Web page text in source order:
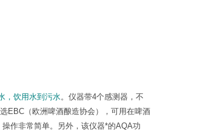
，饮用水到污水。仪器带4个感测器，不
EBC（欧洲啤酒酿造协会），可用在啤酒
作非常简单。另外，该仪器*的AQA功